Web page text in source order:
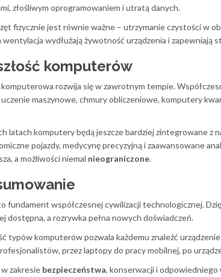
złośliwym oprogramowaniem i utratą danych.
fizycznie jest równie ważne – utrzymanie czystości w
wydłużają żywotność urządzenia i zapewniają
komputerów
rozwija się w zawrotnym tempie.
uczenie maszynowe, chmury obliczeniowe, komputery
latach komputery będą jeszcze bardziej zintegrowane z
pojazdy, medycynę precyzyjną i zaawansowane
a możliwości niemal nieograniczone.
fundament współczesnej cywilizacji technologicznej.
dostępna, a rozrywka pełna nowych doświadczeń.
typów komputerów pozwala każdemu znaleźć
przez laptopy do pracy mobilnej, po
zakresie bezpieczeństwa, konserwacji i